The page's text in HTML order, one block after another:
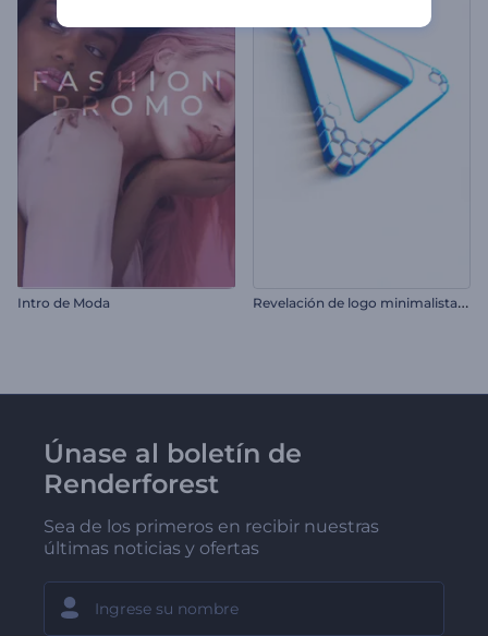
Intro de Moda R
evelación de logo minimalista en formación
Únase al boletín de
Renderforest
Sea de los primeros en recibir nuestras
últimas noticias y ofertas